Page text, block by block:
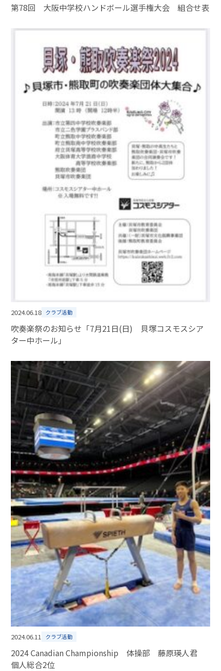
第78回 大阪中学校ハンドボール選手権大会 組合せ表
2024.06.18 クラブ活動
吹奏楽祭のお知らせ「7月21日(日) 貝塚コスモスシア
ター中ホール」
2024.06.11 クラブ活動
2024 Canadian Championship 体操部 藤原瑛人君
個人総合2位